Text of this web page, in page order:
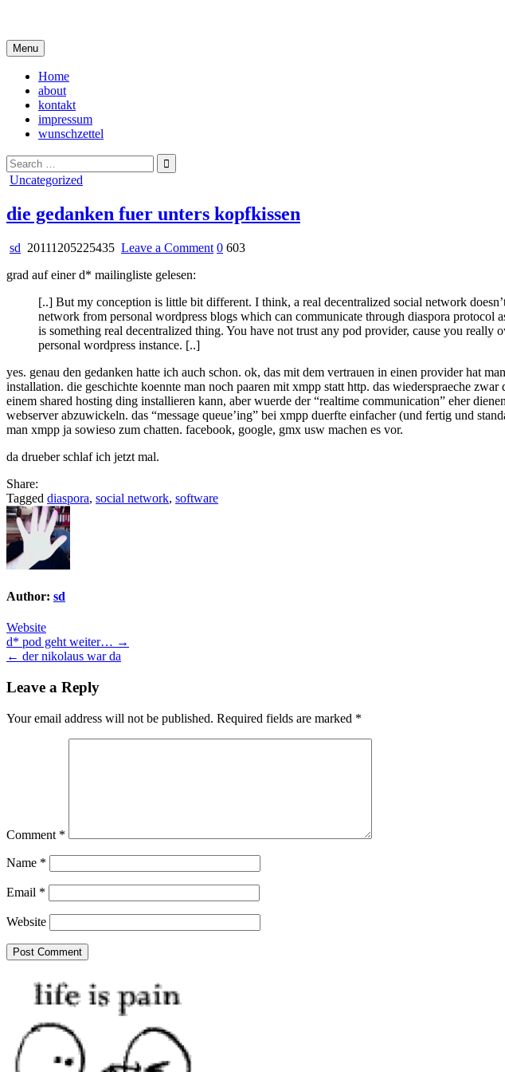
content
Menu
Home
about
kontakt
impressum
wunschzettel
Search
for:
Posted
Uncategorized
die gedanken fuer unters kopfkissen
sd 20111205225435 Leave a Commenton
unters
kopfkissen
0 603
grad auf einer d* mailingliste gelesen:
[..] But my conception is little bit different. I think, a real decentralized social network
network from personal wordpress blogs which can communicate through diaspora protocol
is something real decentralized thing. You have not trust any pod provider, cause you really
personal wordpress instance. [..]
yes. genau den gedanken hatte ich auch schon. ok, das mit dem vertrauen in einen provider hat
installation. die geschichte koennte man noch paaren mit xmpp statt http. das wiederspraeche zwar
einem shared hosting ding installieren kann, aber wuerde der “realtime communication” eher
webserver abzuwickeln. das “message queue’ing” bei xmpp duerfte einfacher (und fertig und
man xmpp ja sowieso zum chatten. facebook, google, gmx usw machen es vor.
da drueber schlaf ich jetzt mal.
Share:
Tagged diaspora, social network, software
Author: sd
Website
Post
navigation
d* pod geht weiter… →
← der nikolaus war da
Leave a Reply
Your email address will not be published. Required fields are marked *
Comment *
Name *
Email *
Website